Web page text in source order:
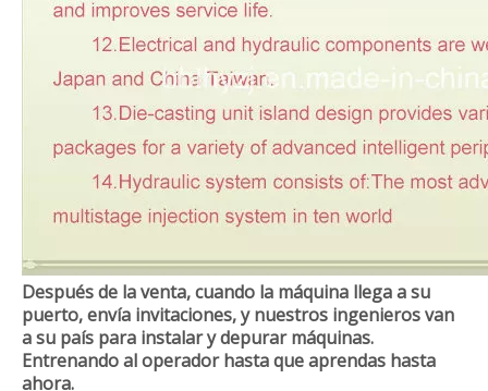
Después de la venta, cuando la máquina llega a su
puerto, envía invitaciones, y nuestros ingenieros van
a su país para instalar y depurar máquinas.
Entrenando al operador hasta que aprendas hasta
ahora.